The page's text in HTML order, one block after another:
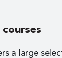
courses
a large